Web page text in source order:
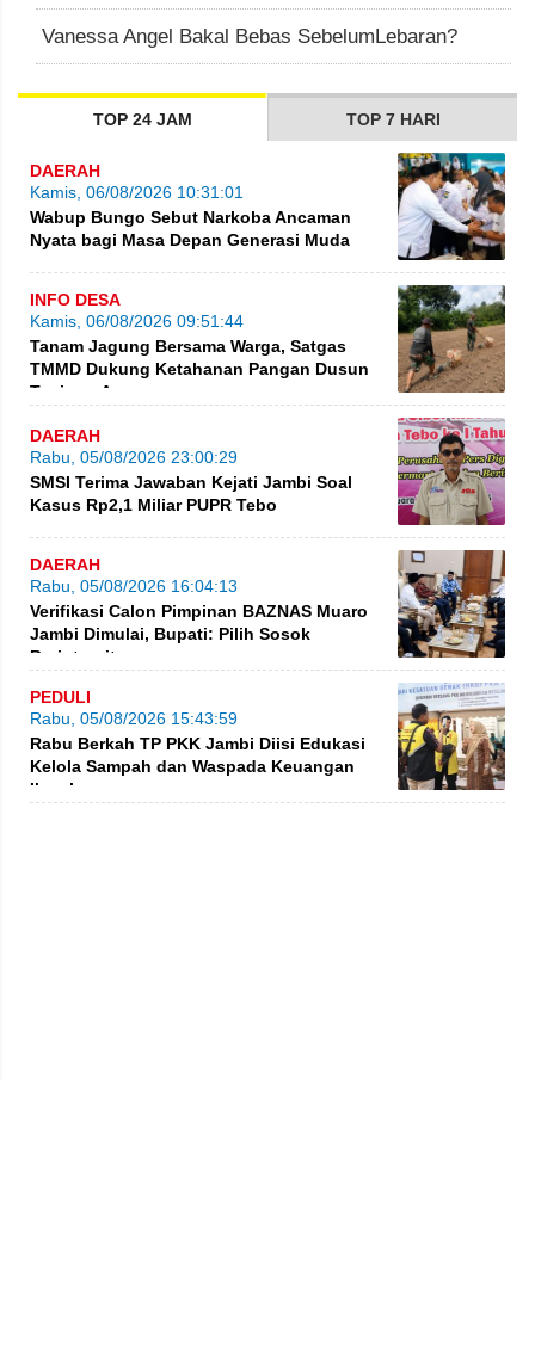
Vanessa Angel Bakal Bebas SebelumLebaran?
TOP 24 JAM TOP 7 HARI
DAERAH
Kamis, 06/08/2026 10:31:01
Wabup Bungo Sebut Narkoba Ancaman
Nyata bagi Masa Depan Generasi Muda
INFO DESA
Kamis, 06/08/2026 09:51:44
Tanam Jagung Bersama Warga, Satgas
TMMD Dukung Ketahanan Pangan Dusun
Tanjung Agung
DAERAH
Rabu, 05/08/2026 23:00:29
SMSI Terima Jawaban Kejati Jambi Soal
Kasus Rp2,1 Miliar PUPR Tebo
DAERAH
Rabu, 05/08/2026 16:04:13
Verifikasi Calon Pimpinan BAZNAS Muaro
Jambi Dimulai, Bupati: Pilih Sosok
Berintegritas
PEDULI
Rabu, 05/08/2026 15:43:59
Rabu Berkah TP PKK Jambi Diisi Edukasi
Kelola Sampah dan Waspada Keuangan
Ilegal